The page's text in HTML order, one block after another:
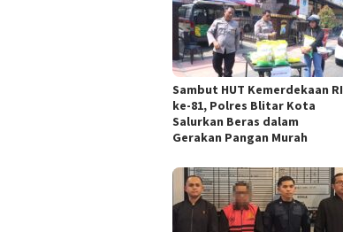
Sambut HUT Kemerdekaan RI
ke-81, Polres Blitar Kota
Salurkan Beras dalam
Gerakan Pangan Murah